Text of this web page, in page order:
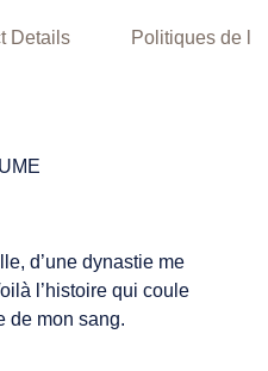
Details Politiques de la
d’une dynastie me
l’histoire qui coule
de mon sang.